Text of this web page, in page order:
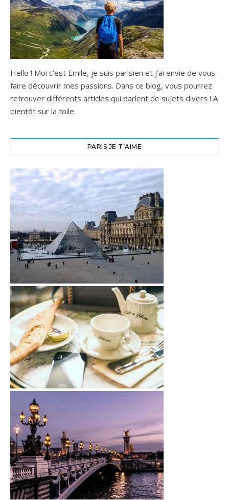
Hello ! Moi c’est Emile, je suis parisien et j’ai envie de vous
faire découvrir mes passions. Dans ce blog, vous pourrez
retrouver différents articles qui parlent de sujets divers ! A
bientôt sur la toile.
PARIS JE T’AIME